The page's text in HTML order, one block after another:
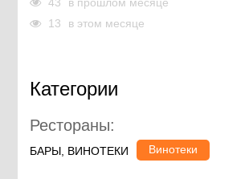
13
в этом месяце
Категории
Рестораны:
БАРЫ, ВИНОТЕКИ Винотеки